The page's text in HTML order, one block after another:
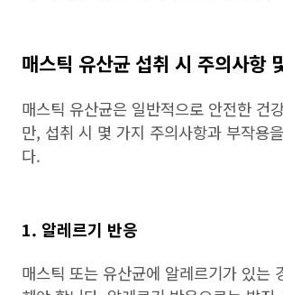
매스틱 유산균 섭취 시 주의사항
매스틱 유산균은 일반적으로 안전한 건
만, 섭취 시 몇 가지 주의사항과 부작용
다.
1. 알레르기 반응
매스틱 또는 유산균에 알레르기가 있는